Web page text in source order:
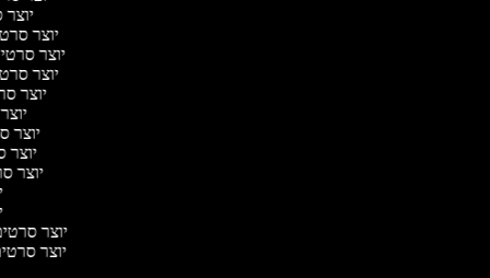
יוצר
יוצר
יוצר סרטי
יוצר
יוצר
יוצר
יוצר
יוצר
יוצר
יוצר